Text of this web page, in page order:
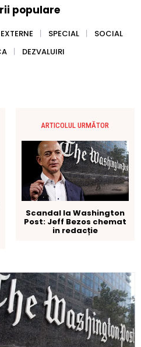
populare
EXTERNE SPECIAL
SOCIAL
DEZVALUIRI
ARTICOLUL URMĂTOR
Scandal la Washington
Post: Jeff Bezos chemat
in redacție